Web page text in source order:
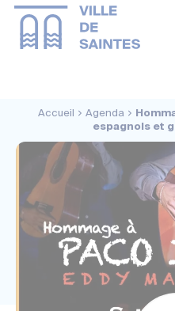
Accueil Agenda
espagnols et
Interlignage :
Par défaut
Augmenté
Taille du texte :
Très petite
Petite
Très grande
Affichage des images &
Par défaut
Masquées